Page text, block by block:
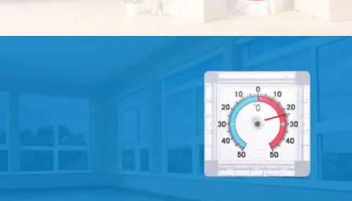
На все товары!